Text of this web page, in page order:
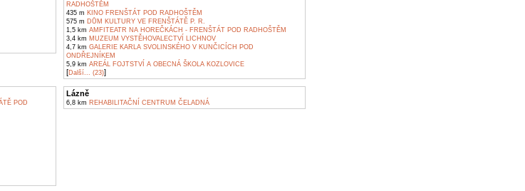
RADHOŠTĚM
435 m KINO FRENŠTÁT POD RADHOŠTĚM
575 m DŮM KULTURY VE FRENŠTÁTĚ P. R.
1,5 km AMFITEATR NA HOREČKÁCH - FRENŠTÁT POD RADHOŠTĚM
3,4 km MUZEUM VYSTĚHOVALECTVÍ LICHNOV
4,7 km GALERIE KARLA SVOLINSKÉHO V KUNČICÍCH POD
ONDŘEJNÍKEM
5,9 km AREÁL FOJTSTVÍ A OBECNÁ ŠKOLA KOZLOVICE
[Další... (23)]
POD
Lázně
6,8 km REHABILITAČNÍ CENTRUM ČELADNÁ